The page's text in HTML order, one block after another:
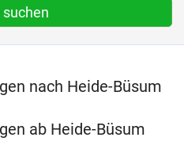
suchen
nach Heide-Büsum
ab Heide-Büsum